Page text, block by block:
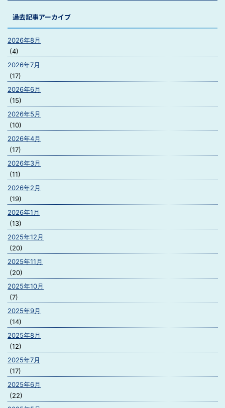
過去記事アーカイブ
2026年8月
(4)
2026年7月
(17)
2026年6月
(15)
2026年5月
(10)
2026年4月
(17)
2026年3月
(11)
2026年2月
(19)
2026年1月
(13)
2025年12月
(20)
2025年11月
(20)
2025年10月
(7)
2025年9月
(14)
2025年8月
(12)
2025年7月
(17)
2025年6月
(22)